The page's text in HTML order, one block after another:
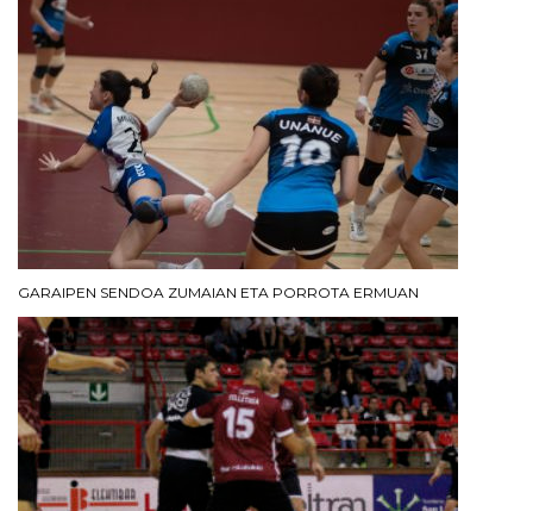
GARAIPEN SENDOA ZUMAIAN ETA PORROTA ERMUAN